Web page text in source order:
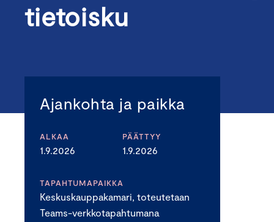
tietoisku
Ajankohta ja paikka
ALKAA
1.9.2026
PÄÄTTYY
1.9.2026
TAPAHTUMAPAIKKA
Keskuskauppakamari, toteutetaan
Teams-verkkotapahtumana